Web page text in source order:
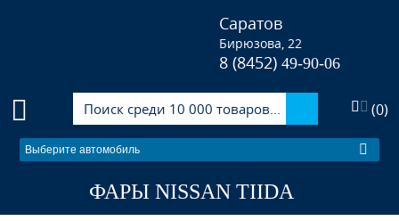
Саратов
Бирюзова, 22
8 (8452)49-90-06
(0)
Выберите автомобиль
ФАРЫ NISSAN TIIDA